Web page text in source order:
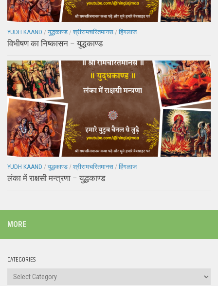
YUDH KAAND / युद्धकाण्ड / श्रीरामचरितमानस / हिंगलाज
विभीषण का निष्कासन – युद्धकाण्ड
YUDH KAAND / युद्धकाण्ड / श्रीरामचरितमानस / हिंगलाज
लंका में राक्षसी मन्त्रणा – युद्धकाण्ड
MORE
CATEGORIES
Categories